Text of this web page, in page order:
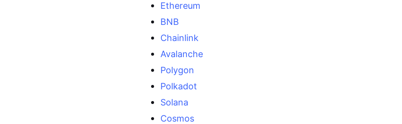
Ethereum
BNB
Chainlink
Avalanche
Polygon
Polkadot
Solana
Cosmos